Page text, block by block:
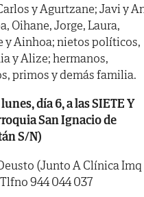
y Agurtzane; Javi y
Oihane, Jorge, Laura,
y Ainhoa; nietos políticos,
y Alize; hermanos,
primos y demás familia.
día 6, a las SIETE Y
San Ignacio de
S/N)
(Junto A Clínica Imq
944 044 037